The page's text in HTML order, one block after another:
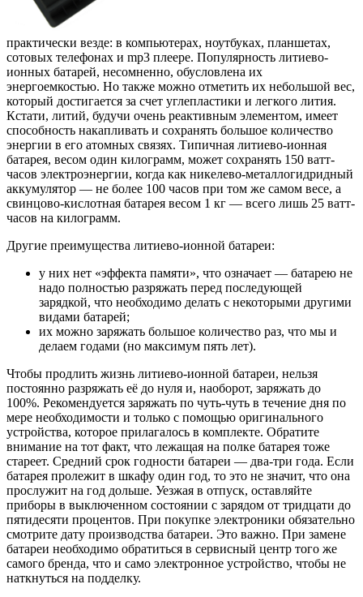
практически везде: в компьютерах, ноутбуках, планшетах,
сотовых телефонах и mp3 плеере. Популярность литиево-
ионных батарей, несомненно, обусловлена их
энергоемкостью. Но также можно отметить их небольшой вес,
который достигается за счет углепластики и легкого лития.
Кстати, литий, будучи очень реактивным элементом, имеет
способность накапливать и сохранять большое количество
энергии в его атомных связях. Типичная литиево-ионная
батарея, весом один килограмм, может сохранять 150 ватт-
часов электроэнергии, когда как никелево-металлогидридный
аккумулятор — не более 100 часов при том же самом весе, а
свинцово-кислотная батарея весом 1 кг — всего лишь 25 ватт-
часов на килограмм.
Другие преимущества литиево-ионной батареи:
у них нет «эффекта памяти», что означает — батарею не
надо полностью разряжать перед последующей
зарядкой, что необходимо делать с некоторыми другими
видами батарей;
их можно заряжать большое количество раз, что мы и
делаем годами (но максимум пять лет).
Чтобы продлить жизнь литиево-ионной батареи, нельзя
постоянно разряжать её до нуля и, наоборот, заряжать до
100%. Рекомендуется заряжать по чуть-чуть в течение дня по
мере необходимости и только с помощью оригинального
устройства, которое прилагалось в комплекте. Обратите
внимание на тот факт, что лежащая на полке батарея тоже
стареет. Средний срок годности батареи — два-три года. Если
батарея пролежит в шкафу один год, то это не значит, что она
прослужит на год дольше. Уезжая в отпуск, оставляйте
приборы в выключенном состоянии с зарядом от тридцати до
пятидесяти процентов. При покупке электроники обязательно
смотрите дату производства батареи. Это важно. При замене
батареи необходимо обратиться в сервисный центр того же
самого бренда, что и само электронное устройство, чтобы не
наткнуться на подделку.